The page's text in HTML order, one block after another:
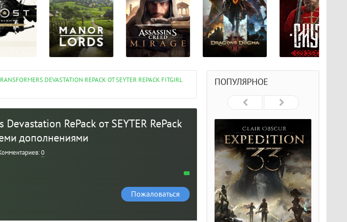
DEVASTATION REPACK ОТ SEYTER REPACK FITGIRL
Devastation RePack от SEYTER RePack
дополнениями
0
Пожаловаться
ПОПУЛЯРНОЕ